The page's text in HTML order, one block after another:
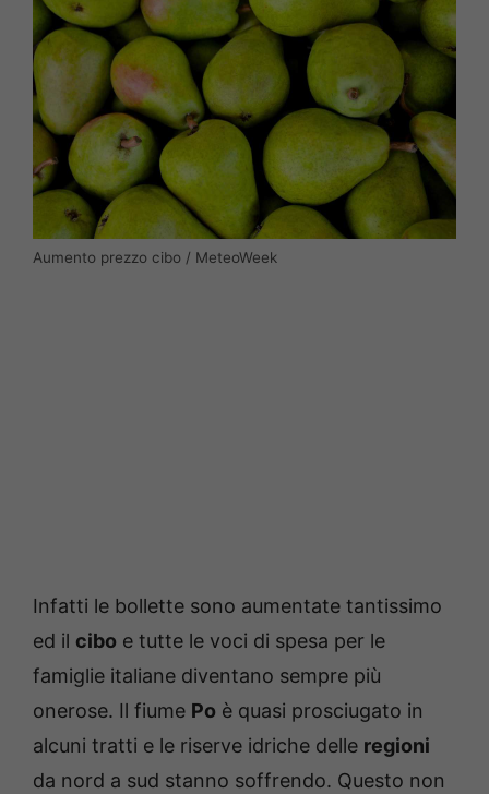
Aumento prezzo cibo / MeteoWeek
Infatti le bollette sono aumentate tantissimo
ed il cibo e tutte le voci di spesa per le
famiglie italiane diventano sempre più
onerose. Il fiume Po è quasi prosciugato in
alcuni tratti e le riserve idriche delle regioni
da nord a sud stanno soffrendo. Questo non